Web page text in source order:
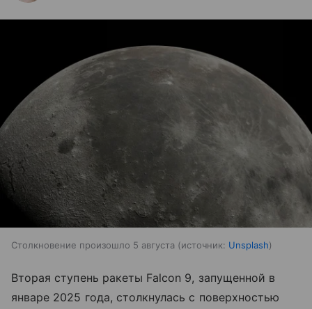
Столкновение произошло 5 августа источник: Unsplash
Вторая ступень ракеты Falcon 9, запущенной в
январе 2025 года, столкнулась с поверхностью